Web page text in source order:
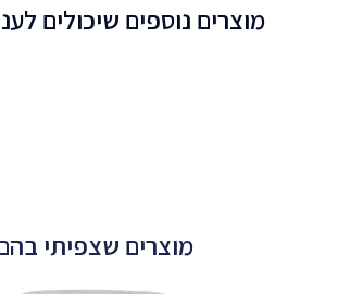
מוצרים נוספים שיכולים
מוצרים שצפיתי